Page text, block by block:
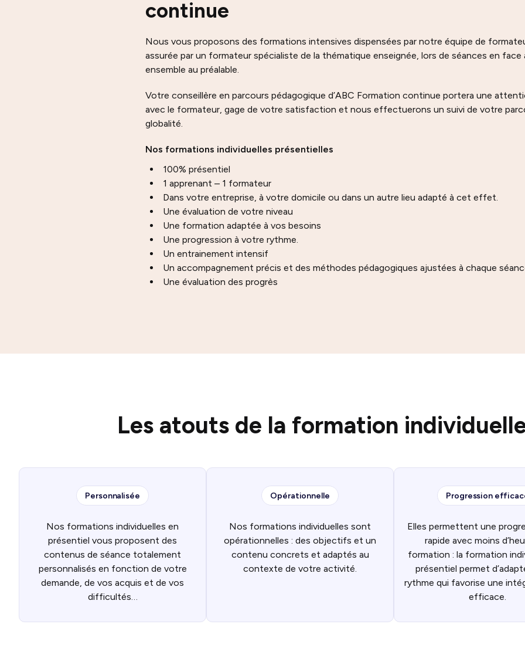
continue
Nous vous proposons des formations intensives dispensées par notre équipe de
assurée par un formateur spécialiste de la thématique enseignée, lors de séances en
ensemble au préalable.
Votre conseillère en parcours pédagogique d’ABC Formation continue portera une
avec le formateur, gage de votre satisfaction et nous effectuerons un suivi de votre
globalité.
Nos formations individuelles présentielles
100% présentiel
1 apprenant – 1 formateur
Dans votre entreprise, à votre domicile ou dans un autre lieu adapté à cet effet.
Une évaluation de votre niveau
Une formation adaptée à vos besoins
Une progression à votre rythme.
Un entrainement intensif
Un accompagnement précis et des méthodes pédagogiques ajustées à chaque
Une évaluation des progrès
Les atouts de la formation
Personnalisée
Nos formations individuelles en
présentiel vous proposent des
contenus de séance totalement
personnalisés en fonction de votre
demande, de vos acquis et de vos
difficultés…
Opérationnelle
Nos formations individuelles sont
opérationnelles : des objectifs et un
contenu concrets et adaptés au
contexte de votre activité.
Progression
Elles permettent une
rapide avec moins
formation : la formation
présentiel permet
rythme qui favorise une
efficace.